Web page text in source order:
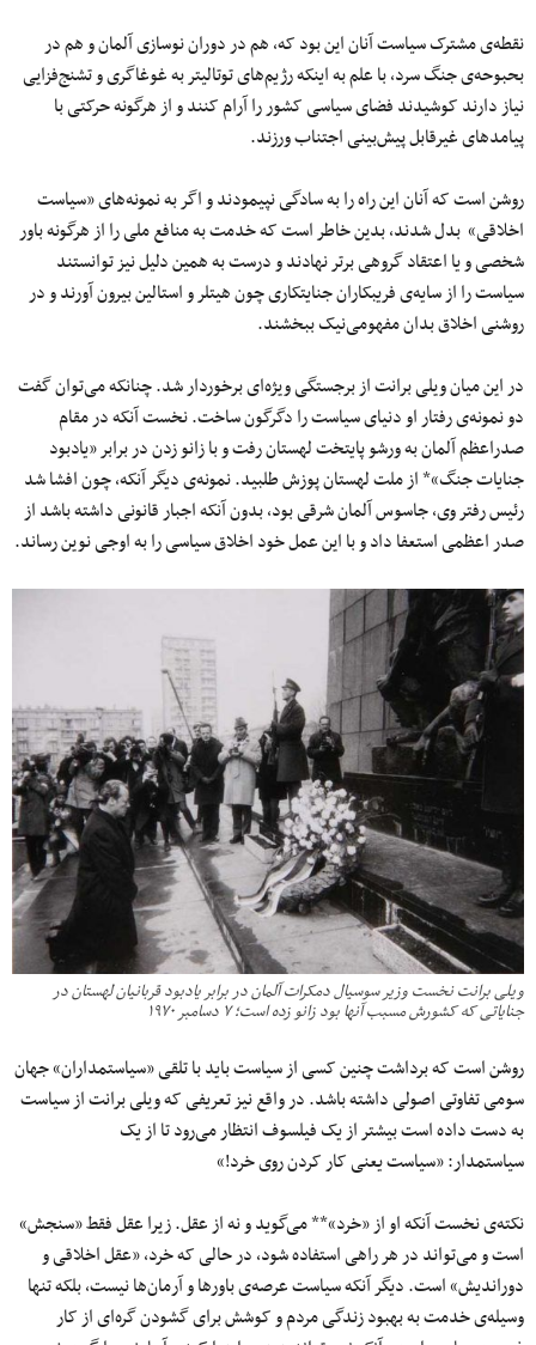
نقطه‌ی مشترک سیاست آنان این بود که، هم در دوران نوسازی آلمان و هم در
بحبوحه‌ی جنگ سرد، با علم به اینکه رژیم‌های توتالیتر به غوغاگری و تشنج‌فزایی
نیاز دارند کوشیدند فضای سیاسی کشور را آرام کنند و از هرگونه حرکتی با
پیامدهای غیرقابل پیش‌بینی اجتناب ورزند.
روشن است که آنان این راه را به سادگی نپیمودند و اگر به نمونه‌های «سیاست
اخلاقی» بدل شدند، بدین خاطر است که خدمت به منافع ملی را از هرگونه باور
شخصی و یا اعتقاد گروهی برتر نهادند و درست به همین دلیل نیز توانستند
سیاست را از سایه‌ی فریبکاران جنایتکاری چون هیتلر و استالین بیرون آورند و در
روشنی اخلاق بدان مفهومی‌نیک ببخشند.
در این میان ویلی برانت از برجستگی ویژه‌ای برخوردار شد. چنانکه می‌توان گفت
دو نمونه‌ی رفتار او دنیای سیاست را دگرگون ساخت. نخست آنکه در مقام
صدراعظم آلمان به ورشو پایتخت لهستان رفت و با زانو زدن در برابر «یادبود
جنایات جنگ»* از ملت لهستان پوزش طلبید. نمونه‌ی دیگر آنکه، چون افشا شد
رئیس رفتر وی، جاسوس آلمان شرقی بود، بدون آنکه اجبار قانونی داشته باشد از
صدر اعظمی‌ استعفا داد و با این عمل خود اخلاق سیاسی را به اوجی نوین رساند.
ویلی برانت نخست وزیر سوسیال دمکرات آلمان در برابر یادبود قربانیان لهستان در
جنایاتی که کشورش مسبب آنها بود زانو زده است؛ ۷ دسامبر ۱۹۷۰
روشن است که برداشت چنین کسی از سیاست باید با تلقی «سیاستمداران» جهان
سومی‌ تفاوتی اصولی داشته باشد. در واقع نیز تعریفی که ویلی برانت از سیاست
به دست داده است بیشتر از یک فیلسوف انتظار می‌رود تا از یک
سیاستمدار: «سیاست یعنی کار کردن روی خرد!»
نکته‌ی نخست آنکه او از «خرد»** می‌گوید و نه از عقل. زیرا عقل فقط «سنجش»
است و می‌تواند در هر راهی استفاده شود، در حالی که خرد، «عقل اخلاقی و
دوراندیش» است. دیگر آنکه سیاست عرصه‌ی باورها و آرمان‌ها نیست، بلکه تنها
وسیله‌ی خدمت به بهبود زندگی مردم و کوشش برای گشودن گره‌ای از کار